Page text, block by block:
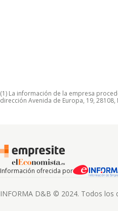
(1) La información de la empresa
dirección Avenida de Europa, 19, 28108,
Información ofrecida por
INFORMA D&B © 2024. Todos los